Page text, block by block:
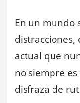
En un mundo
distracciones,
actual que
no siempre es
disfraza de